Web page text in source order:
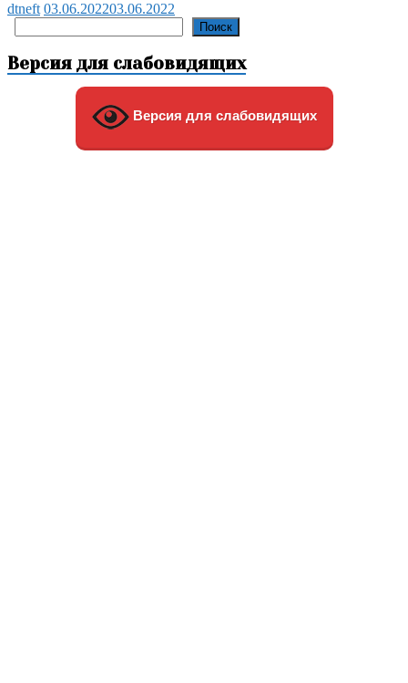
dtneft 03.06.202203.06.2022
Поиск
Версия для слабовидящих
Версия для слабовидящих